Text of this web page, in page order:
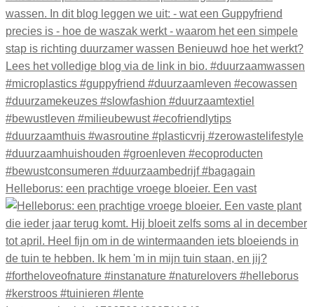
Helleborus: een prachtige vroege bloeier. Een vast